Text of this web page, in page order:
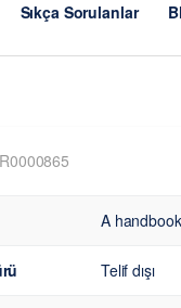
Sıkça Sorulanlar
A
Telif dışı